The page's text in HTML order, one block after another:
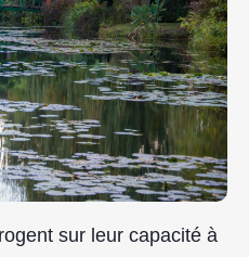
sur leur capacité à